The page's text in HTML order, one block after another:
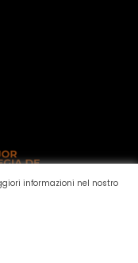
informazioni nel nostro